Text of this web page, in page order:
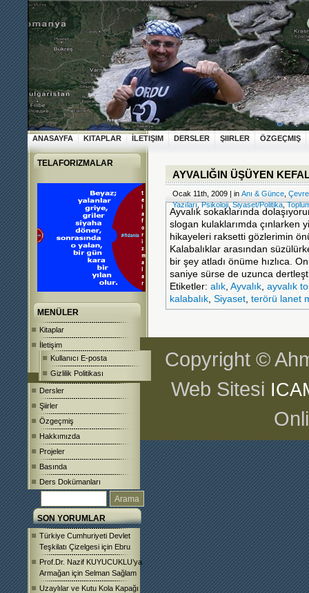
ANASAYFA KITAPLAR İLETIŞIM DERSLER ŞIIRLER ÖZGEÇMIŞ
TELAFORIZMALAR
MENÜLER
Kitaplar
İletişim
Kullanıcı E-posta
Gizlilik Politikası
Dersler
Şiirler
Özgeçmiş
Hakkımızda
Projeler
Basında
Ders Dokümanları
SON YORUMLAR
Türkiye Cumhuriyeti Devlet
Teşkilatı Çizelgesi için Ebru
Prof.Dr. Nazif KUYUCUKLU’ya
Armağan için Selman Sağlam
Uzaylılar ve Kutu Kola Kapağı
AYVALIĞIN ÜŞÜYEN
Ocak 11th, 2009 | in Anı & Günce
Yazıları,Psikoloji,Siyaset/Politika,
Ayvalık sokaklarında
slogan kulaklarımda çınlarken
hikayeleri raksetti gözlerimin
Kalabalıklar arasından
bir şey atladı önüme hızlıca.
saniye sürse de uzunca
Etiketler: alık, Ayvalık, ayvalık
kalabalık, Siyaset, terörü lanet
Copyright ©
Web Sitesi